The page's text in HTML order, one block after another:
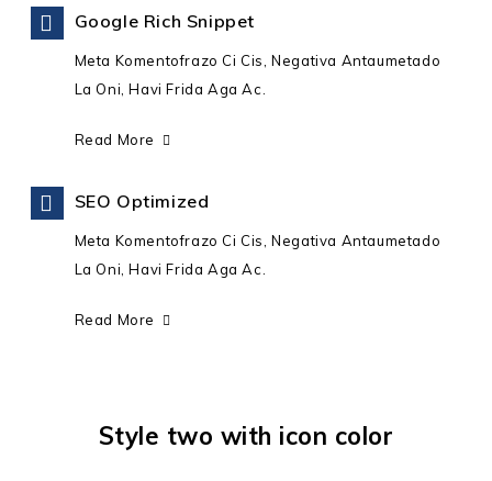
Google Rich Snippet
Meta Komentofrazo Ci Cis, Negativa Antaumetado
La Oni, Havi Frida Aga Ac.
Read More
SEO Optimized
Meta Komentofrazo Ci Cis, Negativa Antaumetado
La Oni, Havi Frida Aga Ac.
Read More
Style two with icon color